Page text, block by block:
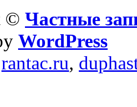
© Частные
WordPress
rantac.ru,